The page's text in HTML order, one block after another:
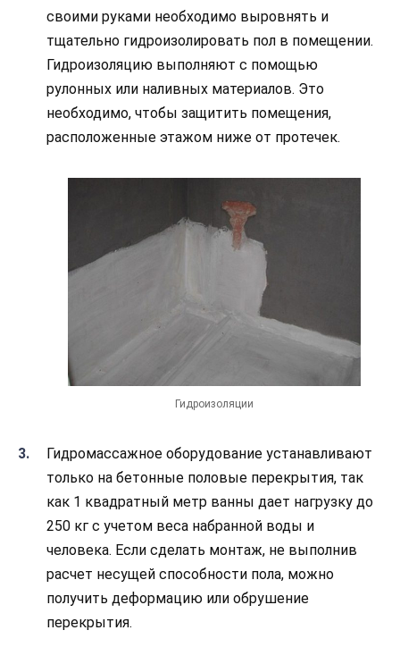
своими руками необходимо выровнять и
тщательно гидроизолировать пол в помещении.
Гидроизоляцию выполняют с помощью
рулонных или наливных материалов. Это
необходимо, чтобы защитить помещения,
расположенные этажом ниже от протечек.
Гидроизоляции
Гидромассажное оборудование устанавливают
только на бетонные половые перекрытия, так
как 1 квадратный метр ванны дает нагрузку до
250 кг с учетом веса набранной воды и
человека. Если сделать монтаж, не выполнив
расчет несущей способности пола, можно
получить деформацию или обрушение
перекрытия.